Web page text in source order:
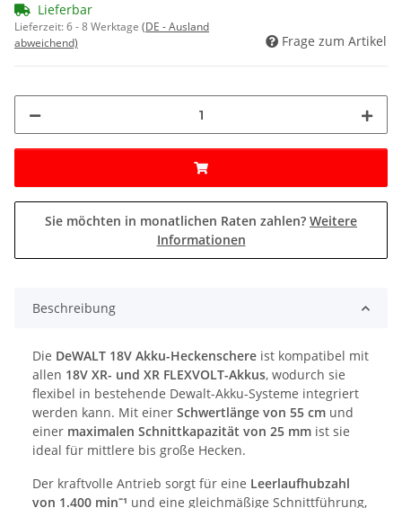
Lieferbar
Lieferzeit:6 - 8 Werktage (DE - Ausland
abweichend)
Frage zum Artikel
Sie möchten in monatlichen Raten zahlen? Weitere
Informationen
Beschreibung
Die DeWALT 18V Akku-Heckenschere ist kompatibel mit
allen 18V XR- und XR FLEXVOLT-Akkus, wodurch sie
flexibel in bestehende Dewalt-Akku-Systeme integriert
werden kann. Mit einer Schwertlänge von 55 cm und
einer maximalen Schnittkapazität von 25 mm ist sie
ideal für mittlere bis große Hecken.
Der kraftvolle Antrieb sorgt für eine Leerlaufhubzahl
von 1.400 min⁻¹ und eine gleichmäßige Schnittführung,